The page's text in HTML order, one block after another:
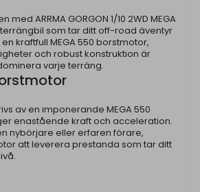
ARRMA GORGON 1/10 2WD MEGA
som tar ditt off-road äventyr
kraftfull MEGA 550 borstmotor,
och robust konstruktion är
varje terräng.
av en imponerande MEGA 550
enastående kraft och acceleration.
nybörjare eller erfaren förare,
att leverera prestanda som tar ditt